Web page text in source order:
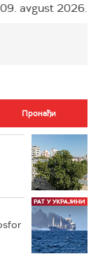
avgust 2026.